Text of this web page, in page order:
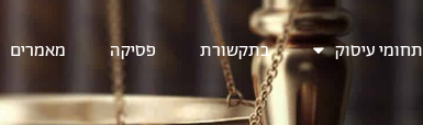
תחומי עיסוק בתקשורת פסיקה מאמרים